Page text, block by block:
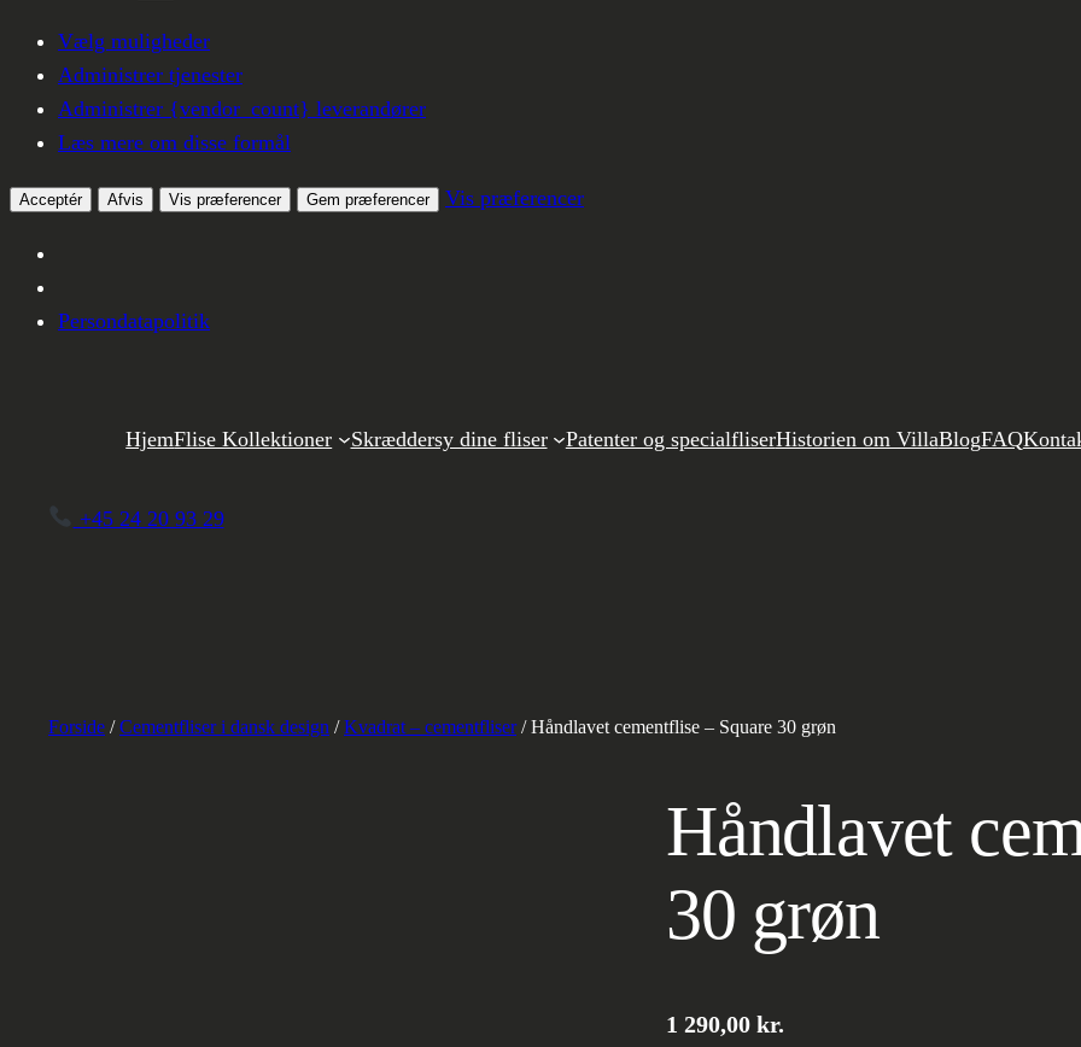
Vælg muligheder
Administrer tjenester
Administrer {vendor_count} leverandører
Læs mere om disse formål
Acceptér Afvis Vis præferencer Gem præferencer Vis præferencer
Persondatapolitik
HjemFlise Kollektioner Skræddersy dine fliser Patenter og specialfliserHistorien om VillaBlogFAQ
+45 24 20 93 29
Forside /Cementfliser i dansk design /Kvadrat – cementfliser/ Håndlavet cementflise – Square 30 grøn
Håndlavet
30 grøn
1 290,00 kr.